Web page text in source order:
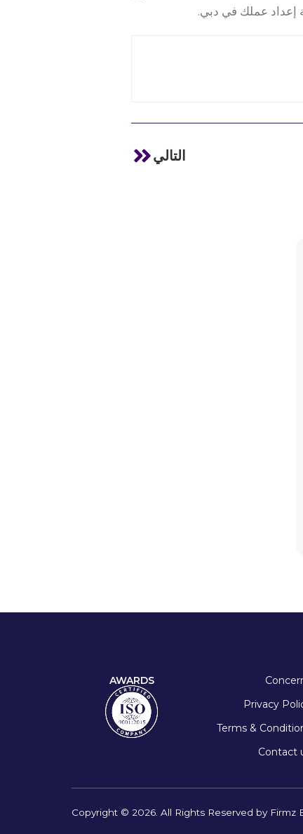
إعداد عملك في دبي.
التالي
Privacy
Terms &
Contact
AWARDS
Copyright © 2026. All Rights Reserved by Firmz